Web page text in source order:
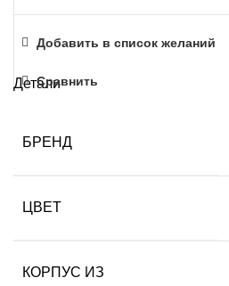
Добавить в список желаний
Сравнить
Детали
БРЕНД
ЦВЕТ
КОРПУС ИЗ